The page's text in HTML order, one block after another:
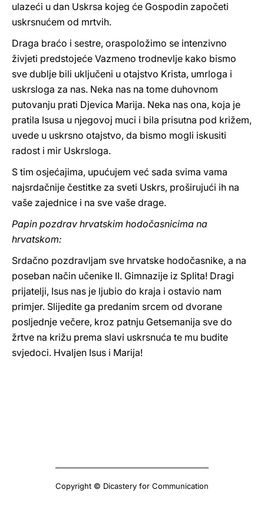
ulazeći u dan Uskrsa kojeg će Gospodin započeti
uskrsnućem od mrtvih.
Draga braćo i sestre, oraspoložimo se intenzivno
živjeti predstojeće Vazmeno trodnevlje kako bismo
sve dublje bili uključeni u otajstvo Krista, umrloga i
uskrsloga za nas. Neka nas na tome duhovnom
putovanju prati Djevica Marija. Neka nas ona, koja je
pratila Isusa u njegovoj muci i bila prisutna pod križem,
uvede u uskrsno otajstvo, da bismo mogli iskusiti
radost i mir Uskrsloga.
S tim osjećajima, upućujem već sada svima vama
najsrdačnije čestitke za sveti Uskrs, proširujući ih na
vaše zajednice i na sve vaše drage.
Papin pozdrav hrvatskim hodočasnicima na
hrvatskom:
Srdačno pozdravljam sve hrvatske hodočasnike, a na
poseban način učenike II. Gimnazije iz Splita! Dragi
prijatelji, Isus nas je ljubio do kraja i ostavio nam
primjer. Slijedite ga predanim srcem od dvorane
posljednje večere, kroz patnju Getsemanija sve do
žrtve na križu prema slavi uskrsnuća te mu budite
svjedoci. Hvaljen Isus i Marija!
Copyright © Dicastery for Communication